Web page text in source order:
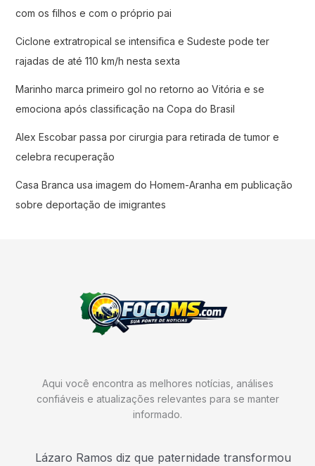
com os filhos e com o próprio pai
Ciclone extratropical se intensifica e Sudeste pode ter
rajadas de até 110 km/h nesta sexta
Marinho marca primeiro gol no retorno ao Vitória e se
emociona após classificação na Copa do Brasil
Alex Escobar passa por cirurgia para retirada de tumor e
celebra recuperação
Casa Branca usa imagem do Homem-Aranha em publicação
sobre deportação de imigrantes
Aqui você encontra as melhores notícias, análises
confiáveis e atualizações relevantes para se manter
informado.
Lázaro Ramos diz que paternidade transformou